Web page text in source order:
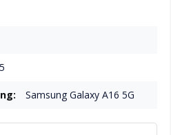
Samsung Galaxy A16 5G